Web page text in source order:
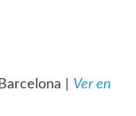
| Ver en